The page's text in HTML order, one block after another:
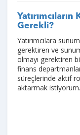
Gerekli?
Yatırımcılara
gerektiren ve
olmayı gerektiren
finans
süreçlerinde aktif
aktarmak istiyorum.